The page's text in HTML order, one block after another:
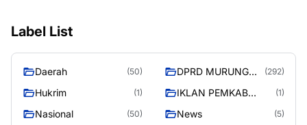
Label List
Daerah (50)
DPRD MURUNG
(292)
Hukrim (1)
IKLAN PEMKAB
(1)
Nasional (50) News (5)